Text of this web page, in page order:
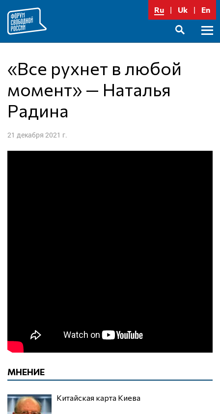
содержимому
Ru Uk En
«Все рухнет в любой
момент» — Наталья
Радина
21 декабря 2021 г.
МНЕНИЕ
Китайская карта Киева